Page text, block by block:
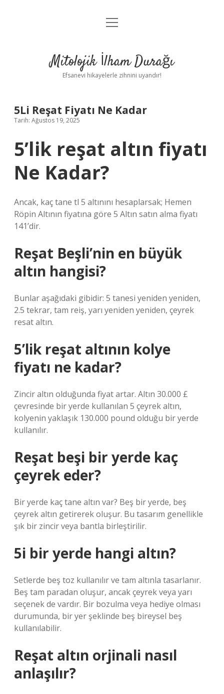
Anasayfa
Yasal Uyarı
menüyü
Mitolojik İlham Durağı
Efsanevi hikayelerle zihnini uyandır!
5Li Reşat Fiyatı Ne Kadar
Tarih: Ağustos 19, 2025
5’lik reşat altın fiyatı
Ne Kadar?
Ancak, kaç tane tl 5 altınını hesaplarsak; Hemen
Röpin Altının fiyatına göre 5 Altın satın alma fiyatı
141’dir.
Reşat Beşli’nin en büyük
altın hangisi?
Bunlar aşağıdaki gibidir: 5 tanesi yeniden yeniden,
2.5 tekrar, tam reiş, yarı yeniden yeniden, çeyrek
resat altın.
5’lik reşat altının kolye
fiyatı ne kadar?
Zincir altın olduğunda fiyat artar. Altın 30.000 £
çevresinde bir yerde kullanılan 5 çeyrek altın,
kolyenin yaklaşık 130.000 pound olduğu bir yerde
kullanılır.
Reşat beşi bir yerde kaç
çeyrek eder?
Bir yerde kaç tane altın var? Beş bir yerde, beş
çeyrek altın getirerek oluşur. Bu tasarım genellikle
şık bir zincir veya bantla birleştirilir.
5i bir yerde hangi altın?
Setlerde beş toz kullanılır ve tam altınla tasarlanır.
Beş tam paradan oluşur, ancak çeyrek veya yarı
seçenek de vardır. Bir bozulma veya hediye olması
durumunda, bir yer şeklinde beş bireysel beş
kullanılabilir.
Reşat altın orjinali nasıl
anlaşılır?